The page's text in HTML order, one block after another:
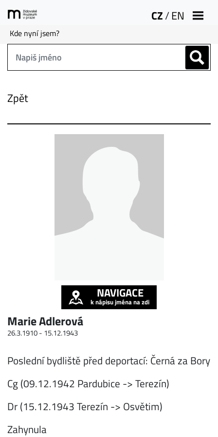
CZ/EN
Kde nyní jsem?
Zpět
NAVIGACE
k nápisu jména na zdi
Marie Adlerová
26.3.1910 - 15.12.1943
Poslední bydliště před deportací: Černá za Bory
Cg (09.12.1942 Pardubice -> Terezín)
Dr (15.12.1943 Terezín -> Osvětim)
Zahynula